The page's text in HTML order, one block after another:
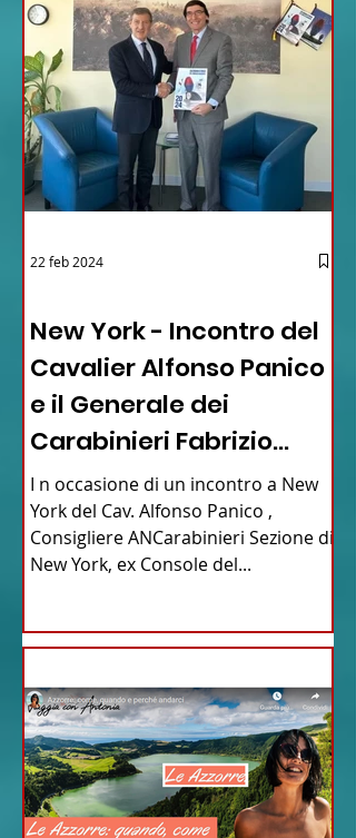
New York - Incontro del
Cavalier Alfonso Panico
e il Generale dei
Carabinieri Fabrizio
Parrulli
I n occasione di un incontro a New
York del Cav. Alfonso Panico ,
Consigliere ANCarabinieri Sezione di
New York, ex Console del...
22 feb 2024